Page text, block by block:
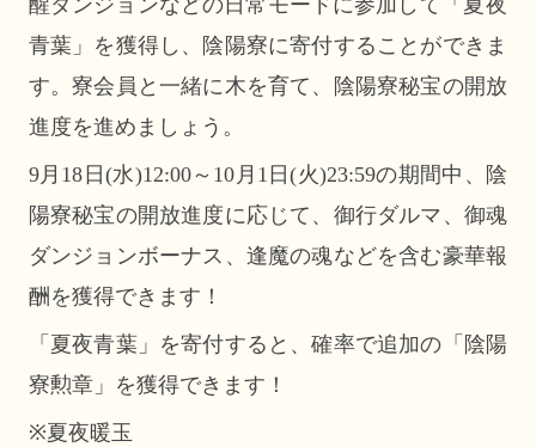
醒ダンジョンなどの日常モードに参加して「 夏夜
青葉」を獲得し、陰陽寮に寄付することができま
す。寮会員と一緒に木を育て、陰陽寮秘宝の開放
進度を進めましょう。
9月18日(水)12:00～10月1日(火)23:59の期間中、陰
陽寮秘宝の開放進度に応じて、御行ダルマ、御魂
ダンジョンボーナス、逢魔の魂などを含む豪華報
酬を獲得できます！
「夏夜青葉」を寄付すると、確率で追加の「陰陽
寮勲章」を獲得できます！
※夏夜暖玉